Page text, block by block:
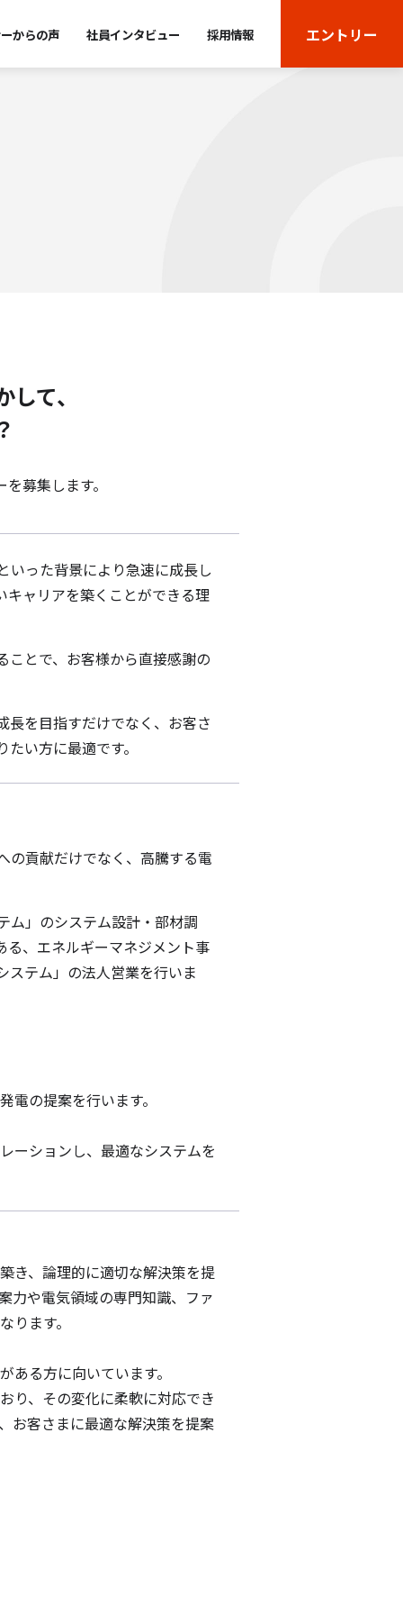
からの声 社員インタビュー 採用情報 エントリー
て、
募集します。
いった背景により急速に成長し
キャリアを築くことができる理
ことで、お客様から直接感謝の
長を目指すだけでなく、お客さ
い方に最適です。
の貢献だけでなく、高騰する電
ム」のシステム設計・部材調
る、エネルギーマネジメント事
ステム」の法人営業を行いま
の提案を行います。
ーションし、最適なシステムを
き、論理的に適切な解決策を提
力や電気領域の専門知識、ファ
ります。
る方に向いています。
り、その変化に柔軟に対応でき
お客さまに最適な解決策を提案